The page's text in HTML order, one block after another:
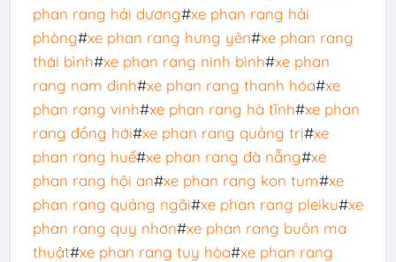
phan rang hải dương#xe phan rang hải
phòng#xe phan rang hưng yên#xe phan rang
thái bình#xe phan rang ninh bình#xe phan
rang nam định#xe phan rang thanh hóa#xe
phan rang vinh#xe phan rang hà tĩnh#xe phan
rang đồng hới#xe phan rang quảng trị#xe
phan rang huế#xe phan rang đà nẵng#xe
phan rang hội an#xe phan rang kon tum#xe
phan rang quảng ngãi#xe phan rang pleiku#xe
phan rang quy nhơn#xe phan rang buôn ma
thuật#xe phan rang tuy hòa#xe phan rang